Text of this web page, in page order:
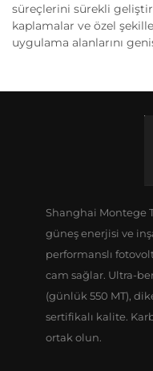
süreçlerini sürekli
kaplamalar ve özel
uygulama alanlarını
Shanghai Montege
güneş enerjisi ve
performanslı
cam sağlar. Ultra-
(günlük 550 MT),
sertifikalı kalite.
ortak olun.